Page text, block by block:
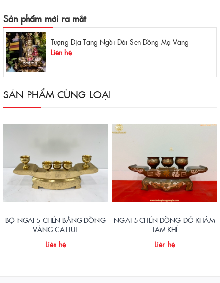
Sản phẩm mới ra mắt
Tượng Địa Tạng Ngồi Đài Sen Đồng Mạ Vàng
Liên hệ
SẢN PHẨM CÙNG LOẠI
BỘ NGAI 5 CHÉN BẰNG ĐỒNG
VÀNG CATTUT
Liên hệ
NGAI 5 CHÉN ĐỒNG ĐỎ KHẢM
TAM KHÍ
Liên hệ